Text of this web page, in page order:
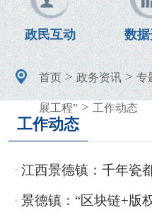
政民互动 数
首页>政务资讯>专
展工程”> 工作动态
工作动态